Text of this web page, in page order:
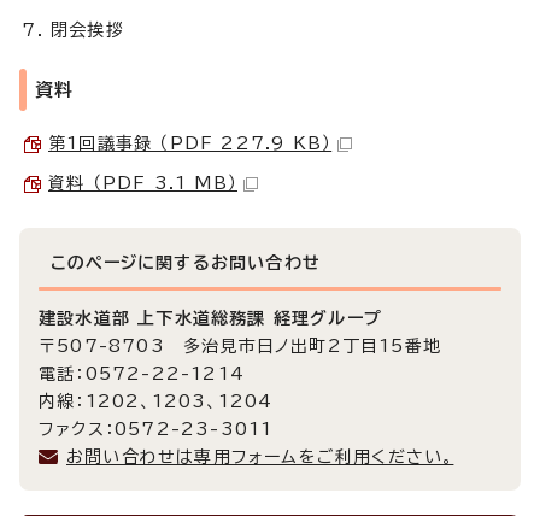
閉会挨拶
資料
第1回議事録 （PDF 227.9 KB）
資料 （PDF 3.1 MB）
このページに関する お問い合わせ
建設水道部 上下水道総務課 経理グループ
〒507-8703 多治見市日ノ出町2丁目15番地
電話：0572-22-1214
内線：1202、1203、1204
ファクス：0572-23-3011
お問い合わせは専用フォームをご利用ください。